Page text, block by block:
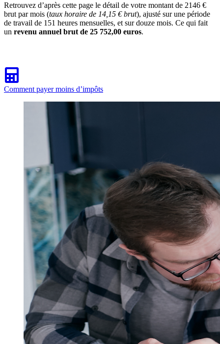
Retrouvez d’après cette page le détail de votre montant de 2146 €
brut par mois (taux horaire de 14,15 € brut), ajusté sur une période
de travail de 151 heures mensuelles, et sur douze mois. Ce qui fait
un revenu annuel brut de 25 752,00 euros.
Comment payer moins d’impôts